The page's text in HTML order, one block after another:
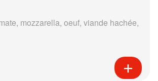
mozzarella, oeuf, viande hachée,